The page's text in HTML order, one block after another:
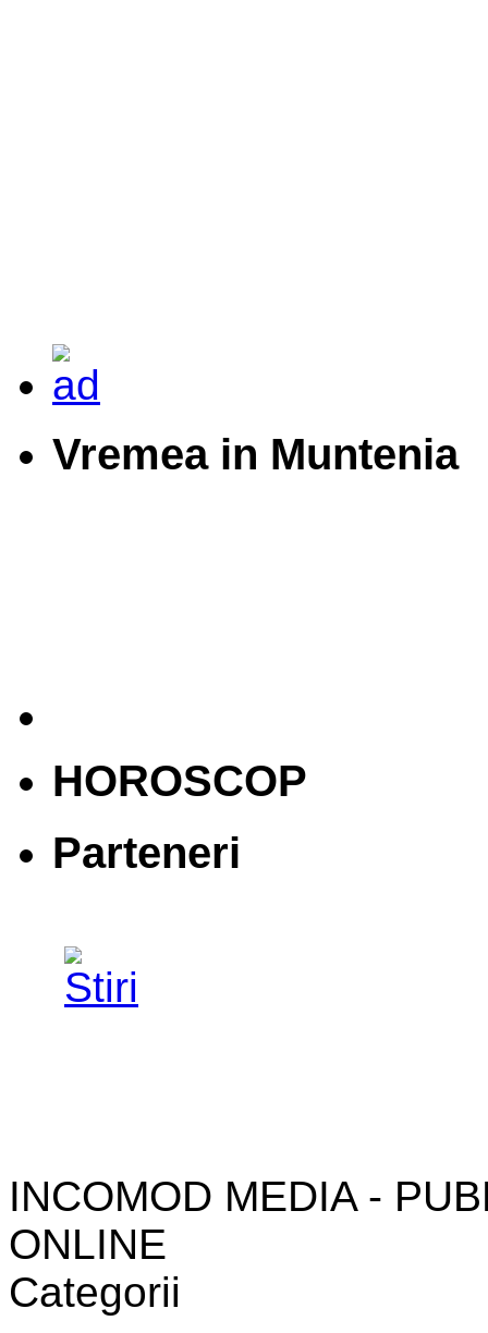
Vremea in Muntenia
HOROSCOP
Parteneri
INCOMOD MEDIA -
ONLINE
Categorii